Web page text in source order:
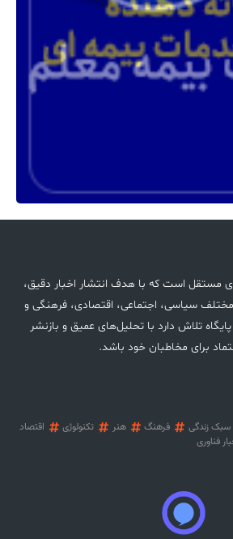
مستقل است که با هدف انتشار اخبار دقیق،
سیاسی، اجتماعی، اقتصادی، فرهنگی و
تلاش دارد با تحلیل‌های عمیق و بازنشر
برای مخاطبان خود باشد.
سبک زندگی فرهنگ هنر تکنولوژی
اقتصاد
فناوری